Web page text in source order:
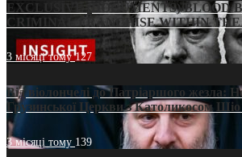
EXCLUSIVE (DOCUMENTS)/BLOOD
CRIMINAL FRANCHISE WITHIN THE
3 місяці тому127
Від віолончелі до Патріаршого жезла:
Грузинської Церкви з Католикосом
3 місяці тому 139